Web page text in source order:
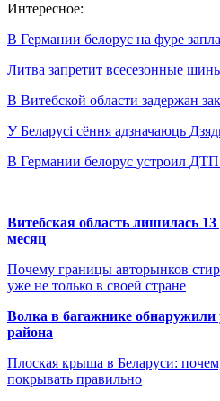
Интересное:
В Германии белорус на фуре
Литва запретит всесезонные
В Витебской области задержан
У Беларусі сёння адзначаюць
В Германии белорус устроил
Витебская область лишилась 13
месяц
Почему границы авторынков
уже не только в своей стране
Волка в багажнике обнаружили
района
Плоская крыша в Беларуси:
покрывать правильно